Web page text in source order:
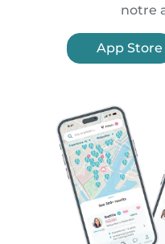
notre
App Store